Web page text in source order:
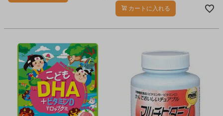
味のお子様向け成長応援サプリで
す。
カートに入れる